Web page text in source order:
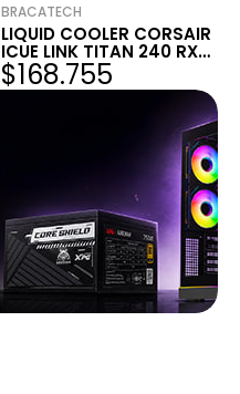
BRACATECH
LIQUID COOLER CORSAIR
ICUE LINK TITAN 240 RX
RGB BLANCO
$168.755